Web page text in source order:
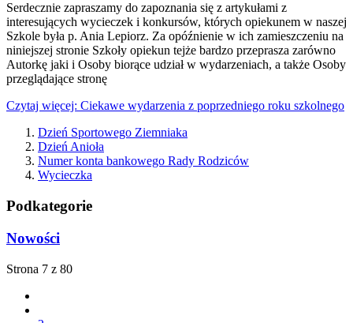
Serdecznie zapraszamy do zapoznania się z artykułami z
interesujących wycieczek i konkursów, których opiekunem w naszej
Szkole była p. Ania Lepiorz. Za opóźnienie w ich zamieszczeniu na
niniejszej stronie Szkoły opiekun tejże bardzo przeprasza zarówno
Autorkę jaki i Osoby biorące udział w wydarzeniach, a także Osoby
przeglądające stronę
Czytaj więcej: Ciekawe wydarzenia z poprzedniego roku szkolnego
Dzień Sportowego Ziemniaka
Dzień Anioła
Numer konta bankowego Rady Rodziców
Wycieczka
Podkategorie
Nowości
Strona 7 z 80